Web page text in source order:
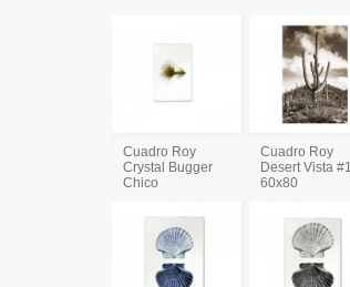
Cuadro Roy
Crystal Bugger
Chico
Cuadro Roy
Desert Vista #1
60x80